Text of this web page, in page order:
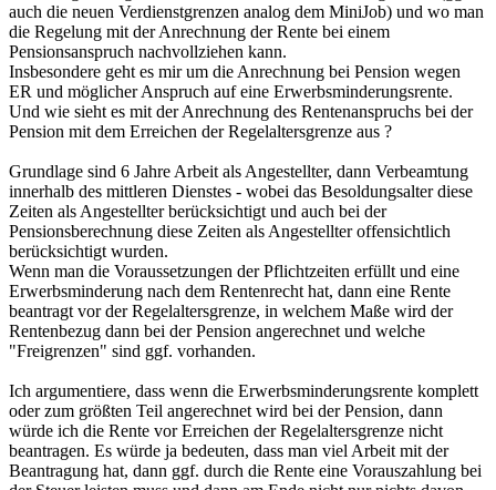
auch die neuen Verdienstgrenzen analog dem MiniJob) und wo man
die Regelung mit der Anrechnung der Rente bei einem
Pensionsanspruch nachvollziehen kann.
Insbesondere geht es mir um die Anrechnung bei Pension wegen
ER und möglicher Anspruch auf eine Erwerbsminderungsrente.
Und wie sieht es mit der Anrechnung des Rentenanspruchs bei der
Pension mit dem Erreichen der Regelaltersgrenze aus ?
Grundlage sind 6 Jahre Arbeit als Angestellter, dann Verbeamtung
innerhalb des mittleren Dienstes - wobei das Besoldungsalter diese
Zeiten als Angestellter berücksichtigt und auch bei der
Pensionsberechnung diese Zeiten als Angestellter offensichtlich
berücksichtigt wurden.
Wenn man die Voraussetzungen der Pflichtzeiten erfüllt und eine
Erwerbsminderung nach dem Rentenrecht hat, dann eine Rente
beantragt vor der Regelaltersgrenze, in welchem Maße wird der
Rentenbezug dann bei der Pension angerechnet und welche
"Freigrenzen" sind ggf. vorhanden.
Ich argumentiere, dass wenn die Erwerbsminderungsrente komplett
oder zum größten Teil angerechnet wird bei der Pension, dann
würde ich die Rente vor Erreichen der Regelaltersgrenze nicht
beantragen. Es würde ja bedeuten, dass man viel Arbeit mit der
Beantragung hat, dann ggf. durch die Rente eine Vorauszahlung bei